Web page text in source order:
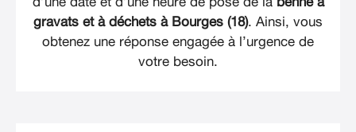
gravats et à déchets à Bourges (18). Ainsi, vous
obtenez une réponse engagée à l’urgence de
votre besoin.